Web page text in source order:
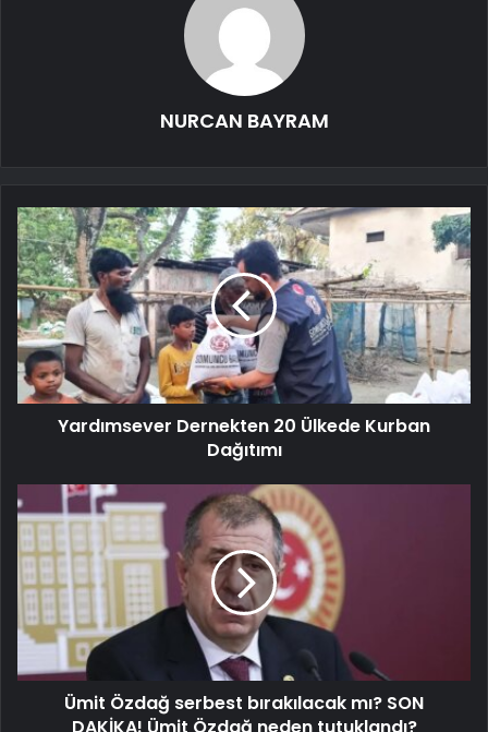
NURCAN BAYRAM
Yardımsever Dernekten 20 Ülkede Kurban
Dağıtımı
Ümit Özdağ serbest bırakılacak mı? SON